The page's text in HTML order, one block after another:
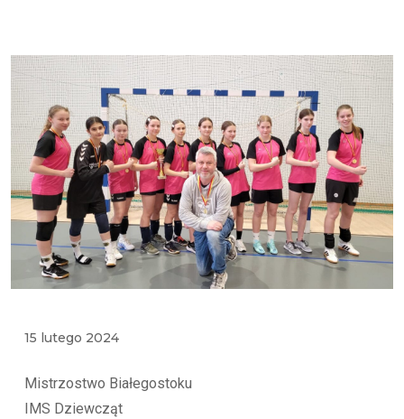
15 lutego 2024
Mistrzostwo Białegostoku
IMS Dziewcząt